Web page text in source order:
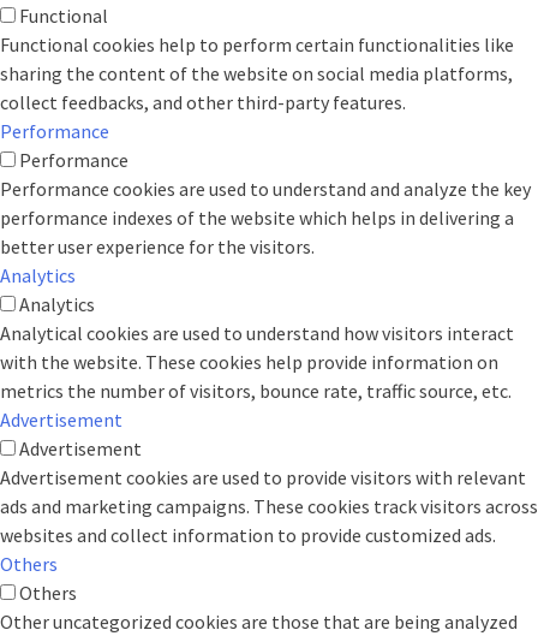
Functional
Functional cookies help to perform certain functionalities like
sharing the content of the website on social media platforms,
collect feedbacks, and other third-party features.
Performance
Performance
Performance cookies are used to understand and analyze the key
performance indexes of the website which helps in delivering a
better user experience for the visitors.
Analytics
Analytics
Analytical cookies are used to understand how visitors interact
with the website. These cookies help provide information on
metrics the number of visitors, bounce rate, traffic source, etc.
Advertisement
Advertisement
Advertisement cookies are used to provide visitors with relevant
ads and marketing campaigns. These cookies track visitors across
websites and collect information to provide customized ads.
Others
Others
Other uncategorized cookies are those that are being analyzed